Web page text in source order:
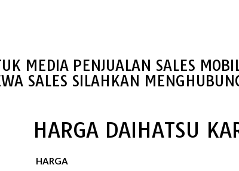
MEDIA PENJUALAN SALES
SALES SILAHKAN
HARGA DAIHATSU
HARGA